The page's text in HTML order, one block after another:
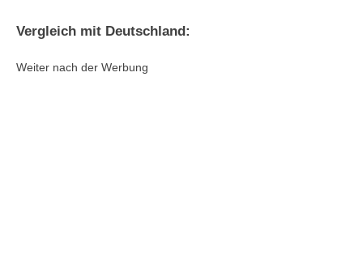
Vergleich mit Deutschland:
Weiter nach der Werbung